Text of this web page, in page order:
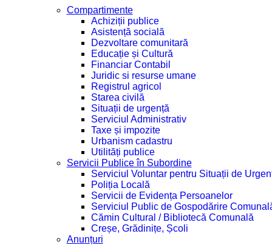
Compartimente
Achiziții publice
Asistență socială
Dezvoltare comunitară
Educație și Cultură
Financiar Contabil
Juridic si resurse umane
Registrul agricol
Starea civilă
Situații de urgență
Serviciul Administrativ
Taxe și impozite
Urbanism cadastru
Utilități publice
Servicii Publice în Subordine
Serviciul Voluntar pentru Situații de
Poliția Locală
Servicii de Evidența Persoanelor
Serviciul Public de Gospodărire
Cămin Cultural / Bibliotecă Comunală
Creșe, Grădinițe, Școli
Anunțuri